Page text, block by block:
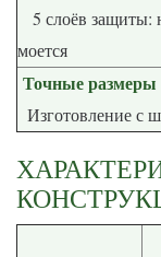
5 слоёв защиты:
моется
Точные размеры
Изготовление с